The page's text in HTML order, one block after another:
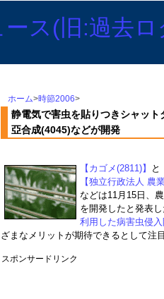
ホーム>時節2006>
静電気で害虫を貼りつきシャッ
亞合成(4045)などが開発
【カゴメ(2811)】 と
【独立行政法人 農
などは11月15日、
を開発したと発表
利用した病害虫侵入
ざまなメリットが期待できるとして注
スポンサードリンク